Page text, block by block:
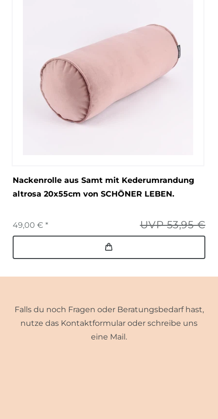
Nackenrolle aus Samt mit Kederumrandung
altrosa 20x55cm von SCHÖNER LEBEN.
UVP 53,95 €
49,00 € *
Falls du noch Fragen oder Beratungsbedarf hast,
nutze das Kontaktformular oder schreibe uns
eine Mail.